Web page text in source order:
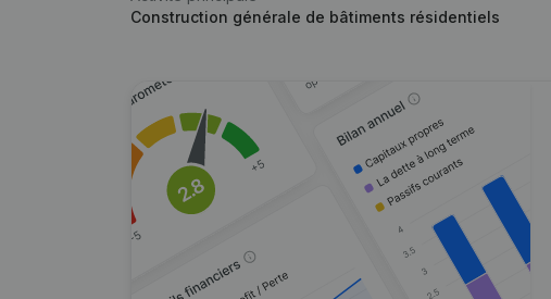
Construction générale de bâtiments résidentiels